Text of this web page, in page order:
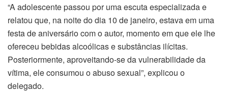
“A adolescente passou por uma escuta especializada e
relatou que, na noite do dia 10 de janeiro, estava em uma
festa de aniversário com o autor, momento em que ele lhe
ofereceu bebidas alcoólicas e substâncias ilícitas.
Posteriormente, aproveitando-se da vulnerabilidade da
vítima, ele consumou o abuso sexual”, explicou o
delegado.